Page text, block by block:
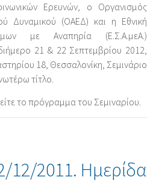
Ερευνών, ο Οργανισμός
Δυναμικού (ΟΑΕΔ) και η Εθνική
με Αναπηρία (Ε.Σ.Α.μεΑ.)
21 & 22 Σεπτεμβρίου 2012,
18, Θεσσαλονίκη, Σεμινάριο
τίτλο.
το πρόγραμμα του Σεμιναρίου.
12/2011. Ημερίδα